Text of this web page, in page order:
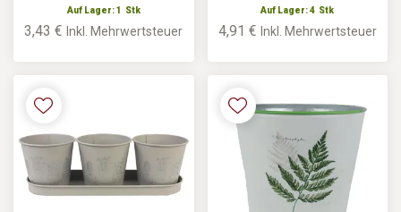
Auf Lager: 1 Stk
3,43 €Inkl. Mehrwertsteuer
Auf Lager: 4 Stk
4,91 € Inkl. Mehrwertsteuer